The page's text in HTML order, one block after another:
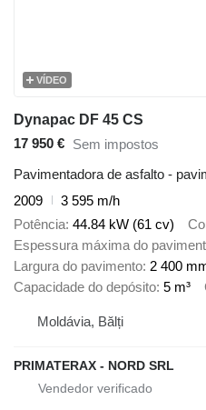
VÍDEO
Dynapac DF 45 CS
17 950 € Sem impostos
Pavimentadora de asfalto -
2009
3 595 m/h
Potência 44.84 kW (61 cv)
Espessura máxima do
Largura do pavimento 2 400
Capacidade do depósito 5 m³
Moldávia, Bălți
PRIMATERAX - NORD SRL